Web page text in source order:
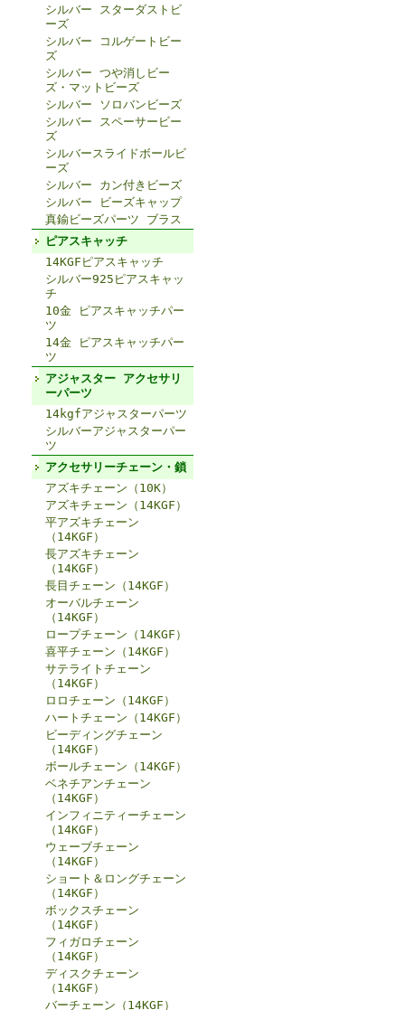
シルバー スターダストビ
ーズ
シルバー コルゲートビー
ズ
シルバー つや消しビー
ズ・マットビーズ
シルバー ソロバンビーズ
シルバー スペーサービー
ズ
シルバースライドボールビ
ーズ
シルバー カン付きビーズ
シルバー ビーズキャップ
真鍮ビーズパーツ ブラス
ピアスキャッチ
14KGFピアスキャッチ
シルバー925ピアスキャッ
チ
10金 ピアスキャッチパー
ツ
14金 ピアスキャッチパー
ツ
アジャスター アクセサリ
ーパーツ
14kgfアジャスターパーツ
シルバーアジャスターパー
ツ
アクセサリーチェーン・鎖
アズキチェーン（10K）
アズキチェーン（14KGF）
平アズキチェーン
（14KGF）
長アズキチェーン
（14KGF）
長目チェーン（14KGF）
オーバルチェーン
（14KGF）
ロープチェーン（14KGF）
喜平チェーン（14KGF）
サテライトチェーン
（14KGF）
ロロチェーン（14KGF）
ハートチェーン（14KGF）
ビーディングチェーン
（14KGF）
ボールチェーン（14KGF）
ベネチアンチェーン
（14KGF）
インフィニティーチェーン
（14KGF）
ウェーブチェーン
（14KGF）
ショート＆ロングチェーン
（14KGF）
ボックスチェーン
（14KGF）
フィガロチェーン
（14KGF）
ディスクチェーン
（14KGF）
バーチェーン（14KGF）